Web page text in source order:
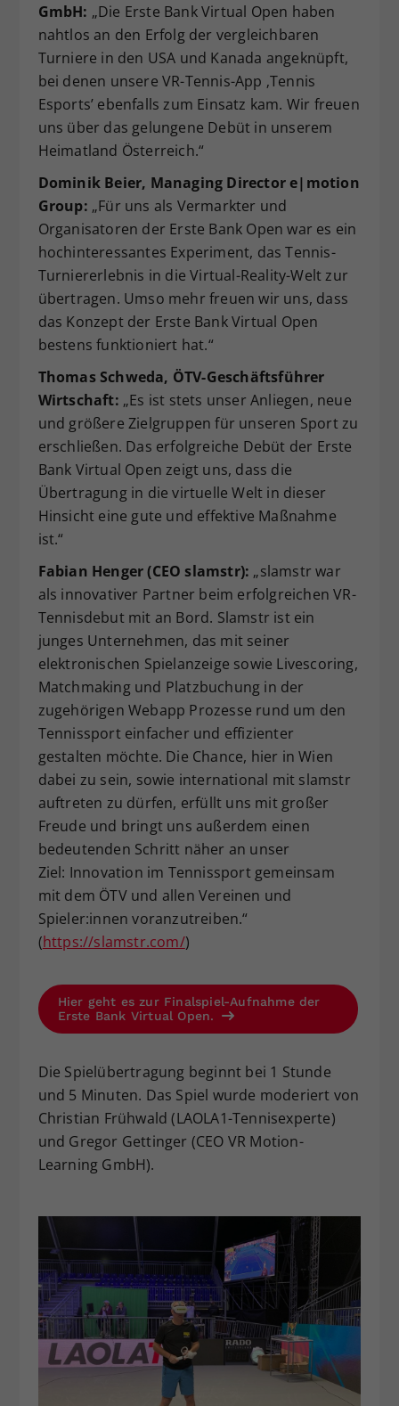
GmbH: „Die Erste Bank Virtual Open haben
nahtlos an den Erfolg der vergleichbaren
Turniere in den USA und Kanada angeknüpft,
bei denen unsere VR-Tennis-App ‚Tennis
Esports’ ebenfalls zum Einsatz kam. Wir freuen
uns über das gelungene Debüt in unserem
Heimatland Österreich.“
Dominik Beier, Managing Director e|motion
Group: „Für uns als Vermarkter und
Organisatoren der Erste Bank Open war es ein
hochinteressantes Experiment, das Tennis-
Turniererlebnis in die Virtual-Reality-Welt zur
übertragen. Umso mehr freuen wir uns, dass
das Konzept der Erste Bank Virtual Open
bestens funktioniert hat.“
Thomas Schweda, ÖTV-Geschäftsführer
Wirtschaft: „Es ist stets unser Anliegen, neue
und größere Zielgruppen für unseren Sport zu
erschließen. Das erfolgreiche Debüt der Erste
Bank Virtual Open zeigt uns, dass die
Übertragung in die virtuelle Welt in dieser
Hinsicht eine gute und effektive Maßnahme
ist.“
Fabian Henger (CEO slamstr): „slamstr war
als innovativer Partner beim erfolgreichen VR-
Tennisdebut mit an Bord. Slamstr ist ein
junges Unternehmen, das mit seiner
elektronischen Spielanzeige sowie Livescoring,
Matchmaking und Platzbuchung in der
zugehörigen Webapp Prozesse rund um den
Tennissport einfacher und effizienter
gestalten möchte. Die Chance, hier in Wien
dabei zu sein, sowie international mit slamstr
auftreten zu dürfen, erfüllt uns mit großer
Freude und bringt uns außerdem einen
bedeutenden Schritt näher an unser
Ziel: Innovation im Tennissport gemeinsam
mit dem ÖTV und allen Vereinen und
Spieler:innen voranzutreiben.“
(https://slamstr.com/)
Hier geht es zur Finalspiel-Aufnahme der
Erste Bank Virtual Open.
Die Spielübertragung beginnt bei 1 Stunde
und 5 Minuten. Das Spiel wurde moderiert von
Christian Frühwald (LAOLA1-Tennisexperte)
und Gregor Gettinger (CEO VR Motion-
Learning GmbH).